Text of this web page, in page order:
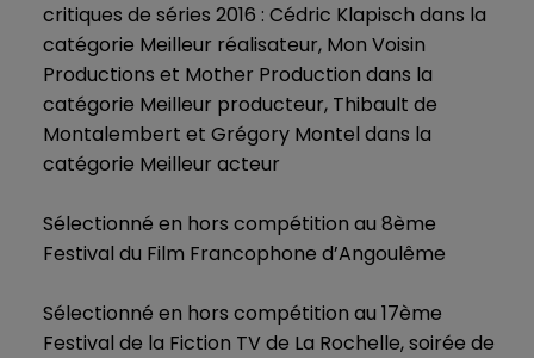
critiques de séries 2016 : Cédric Klapisch dans la
catégorie Meilleur réalisateur, Mon Voisin
Productions et Mother Production dans la
catégorie Meilleur producteur, Thibault de
Montalembert et Grégory Montel dans la
catégorie Meilleur acteur
Sélectionné en hors compétition au 8ème
Festival du Film Francophone d’Angoulême
Sélectionné en hors compétition au 17ème
Festival de la Fiction TV de La Rochelle, soirée de